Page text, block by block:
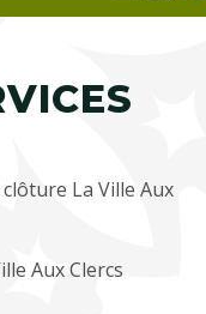
La Ville Aux
Aux Clercs